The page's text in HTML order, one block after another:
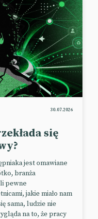
30.07.2026
się
jest omawiane
branża
pewne
jakie miało nam
sama, ludzie nie
na to, że pracy